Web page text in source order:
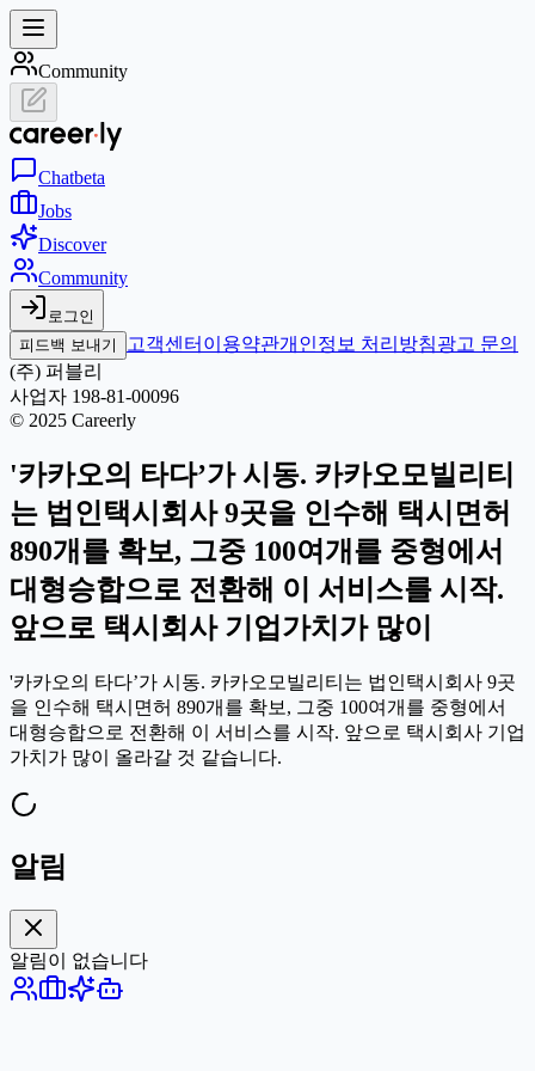
Community
Chatbeta
Jobs
Discover
Community
로그인
피드백 보내기
고객센터 이용약관개인정보 처리방침광고 문의
(주) 퍼블리
사업자 198-81-00096
© 2025 Careerly
'카카오의 타다’가 시동. 카카오모빌리티
는 법인택시회사 9곳을 인수해 택시면허
890개를 확보, 그중 100여개를 중형에서
대형승합으로 전환해 이 서비스를 시작.
앞으로 택시회사 기업가치가 많이
'카카오의 타다’가 시동. 카카오모빌리티는 법인택시회사 9곳
을 인수해 택시면허 890개를 확보, 그중 100여개를 중형에서
대형승합으로 전환해 이 서비스를 시작. 앞으로 택시회사 기업
가치가 많이 올라갈 것 같습니다.
알림
알림이 없습니다